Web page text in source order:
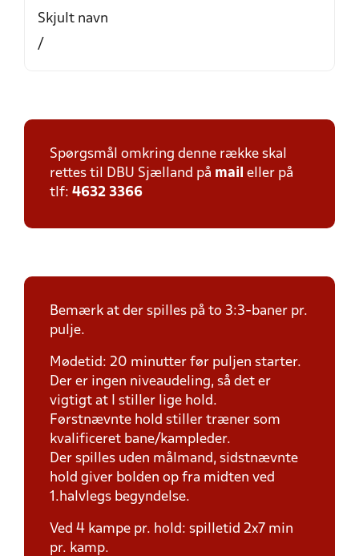
Skjult navn
/
Spørgsmål omkring denne række skal
rettes til DBU Sjælland på mail eller på
tlf: 4632 3366
Bemærk at der spilles på to 3:3-baner pr.
pulje.
Mødetid: 20 minutter før puljen starter.
Der er ingen niveaudeling, så det er
vigtigt at I stiller lige hold.
Førstnævnte hold stiller træner som
kvalificeret bane/kampleder.
Der spilles uden målmand, sidstnævnte
hold giver bolden op fra midten ved
1.halvlegs begyndelse.
Ved 4 kampe pr. hold: spilletid 2x7 min
pr. kamp.